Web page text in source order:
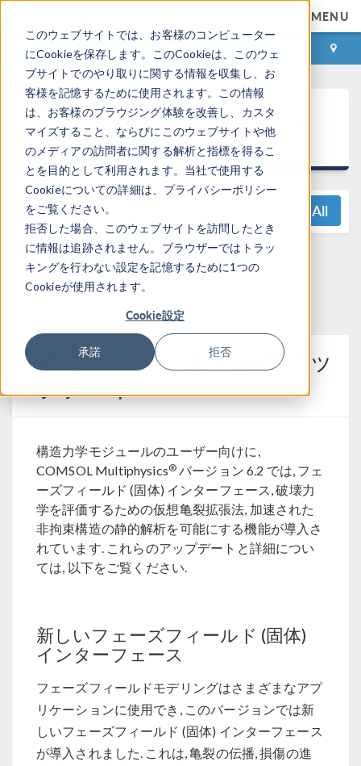
このウェブサイトでは、お客様のコンピューター
にCookieを保存します。このCookieは、このウェ
ブサイトでのやり取りに関する情報を収集し、お
客様を記憶するために使用されます。この情報
は、お客様のブラウジング体験を改善し、カスタ
マイズすること、ならびにこのウェブサイトや他
のメディアの訪問者に関する解析と指標を得るこ
とを目的として利用されます。当社で使用する
Cookieについての詳細は、プライバシーポリシー
をご覧ください。
拒否した場合、このウェブサイトを訪問したとき
に情報は追跡されません。ブラウザーではトラッ
キングを行わない設定を記憶するために1つの
Cookieが使用されます。
Cookie設定
承諾 拒否
MENU
ログイン お問い合わせ
COMSOL Multiphysics ®6.2 リ
リースハイライト
View All
ご質問はこちらまで:
support@comsol.com
構造力学モジュールのアッ
プデート
構造力学モジュールのユーザー向けに,
COMSOL Multiphysics® バージョン 6.2 では, フェ
ーズフィールド (固体) インターフェース, 破壊力
学を評価するための仮想亀裂拡張法, 加速された
非拘束構造の静的解析を可能にする機能が導入さ
れています. これらのアップデートと詳細につい
ては, 以下をご覧ください.
新しいフェーズフィールド (固体)
インターフェース
フェーズフィールドモデリングはさまざまなアプ
リケーションに使用でき, このバージョンでは新
しいフェーズフィールド (固体) インターフェース
が導入されました. これは, 亀裂の伝播, 損傷の進